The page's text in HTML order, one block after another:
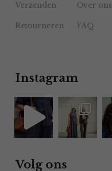
Verzenden Over ons
Retourneren FAQ
Instagram
Volg ons